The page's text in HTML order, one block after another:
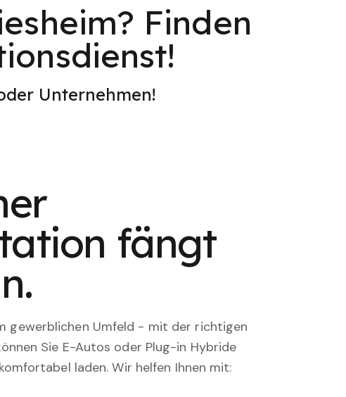
Finden
Unternehmen!
fängt
gewerblichen Umfeld - mit der richtigen
Sie E-Autos oder Plug-in Hybride
laden. Wir helfen Ihnen mit: